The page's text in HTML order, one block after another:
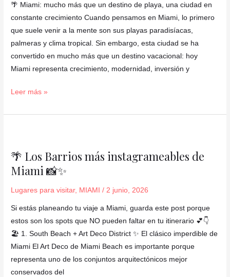
🌴 Miami: mucho más que un destino de playa, una ciudad en
constante crecimiento Cuando pensamos en Miami, lo primero
que suele venir a la mente son sus playas paradisíacas,
palmeras y clima tropical. Sin embargo, esta ciudad se ha
convertido en mucho más que un destino vacacional: hoy
Miami representa crecimiento, modernidad, inversión y
un
destino…
es
un
sentimiento
que
te
Leer más »
🌴 Los Barrios más instagrameables de
Miami 📸✨
Lugares para visitar, MIAMI / 2 junio, 2026
Si estás planeando tu viaje a Miami, guarda este post porque
estos son los spots que NO pueden faltar en tu itinerario 💕👇
🏖️ 1. South Beach + Art Deco District ✨ El clásico imperdible de
Miami El Art Deco de Miami Beach es importante porque
representa uno de los conjuntos arquitectónicos mejor
conservados del
Barrios
más
Miami
📸
✨